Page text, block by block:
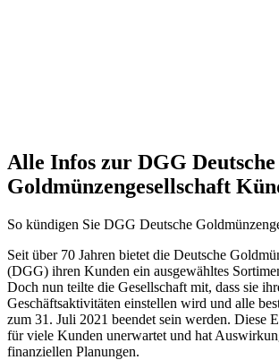
Alle Infos zur DGG Deutsche
Goldmünzengesellschaft
So kündigen Sie DGG Deutsche
Seit über 70 Jahren bietet die Deutsche
(DGG) ihren Kunden ein ausgewähltes
Doch nun teilte die Gesellschaft mit, dass sie
Geschäftsaktivitäten einstellen wird und alle
zum 31. Juli 2021 beendet sein werden. Diese
für viele Kunden unerwartet und hat
finanziellen Planungen.